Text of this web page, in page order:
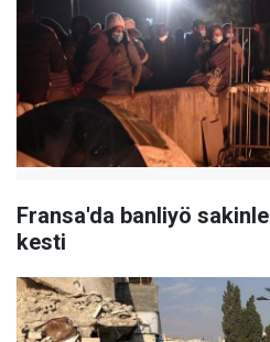
Fransa'da banliyö
kesti